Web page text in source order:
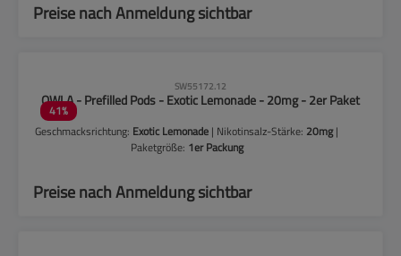
Preise nach Anmeldung sichtbar
41%
SW55172.12
OWLA - Prefilled Pods - Exotic Lemonade - 20mg - 2er Paket
Geschmacksrichtung: Exotic Lemonade | Nikotinsalz-Stärke: 20mg|
Paketgröße: 1er Packung
Preise nach Anmeldung sichtbar